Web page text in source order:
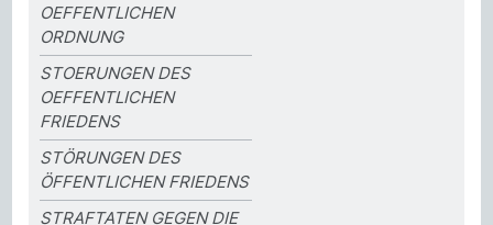
OEFFENTLICHEN
ORDNUNG
STOERUNGEN DES
OEFFENTLICHEN
FRIEDENS
STÖRUNGEN DES
ÖFFENTLICHEN FRIEDENS
STRAFTATEN GEGEN DIE